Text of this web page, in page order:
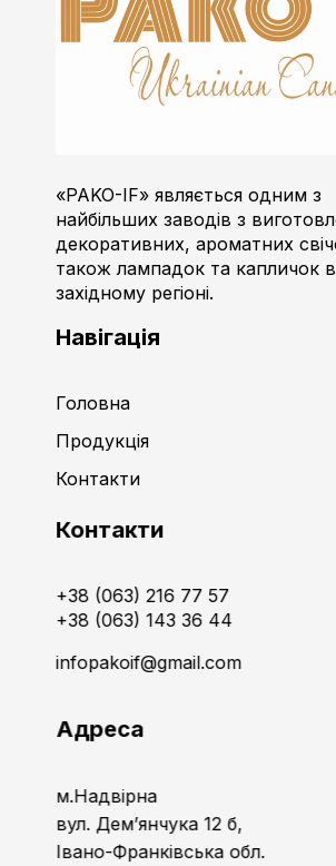
«PAKO-IF» являється одним з
найбільших заводів з
декоративних, ароматних
також лампадок та капличок в
західному регіоні.
Навігація
Головна
Продукція
Контакти
Контакти
+38 (063) 216 77 57
+38 (063) 143 36 44
infopakoif@gmail.com
Адреса
м.Надвірна
вул. Дем’янчука 12 б,
Івано-Франківська обл.